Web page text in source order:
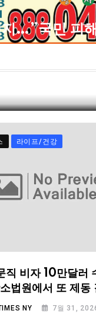
…”국민 피
라이프/건강
직 비자 10만달러
법원에서 또 제동
NY 7월 31,